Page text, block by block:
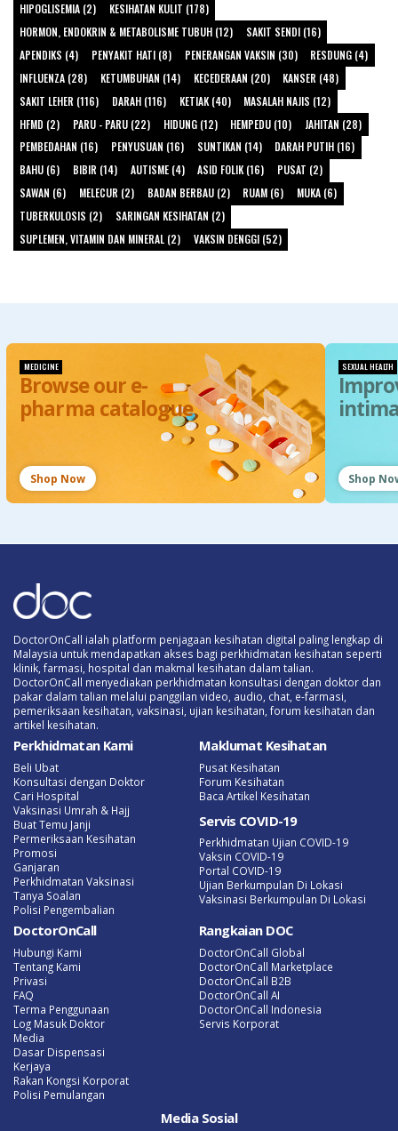
HIPOGLISEMIA (2)
KESIHATAN KULIT (178)
HORMON, ENDOKRIN & METABOLISME TUBUH (12)
SAKIT SENDI (16)
APENDIKS (4)
PENYAKIT HATI (8) PENERANGAN VAKSIN (30)
RESDUNG (4)
INFLUENZA (28)
KETUMBUHAN (14) KECEDERAAN (20)
KANSER (48)
SAKIT LEHER (116)
DARAH (116) KETIAK (40)
MASALAH NAJIS (12)
HFMD (2)
PARU - PARU (22) HIDUNG (12) HEMPEDU (10)
JAHITAN (28)
PEMBEDAHAN (16)
PENYUSUAN (16) SUNTIKAN (14)
DARAH PUTIH (16)
BAHU (6)
BIBIR (14) AUTISME (4) ASID FOLIK (16)
PUSAT (2)
SAWAN (6)
MELECUR (2) BADAN BERBAU (2) RUAM (6)
MUKA (6)
TUBERKULOSIS (2)
SARINGAN KESIHATAN (2)
SUPLEMEN, VITAMIN DAN MINERAL (2)
VAKSIN DENGGI (52)
MEDICINE
Browse our e-
pharma catalogue
Shop Now
SEXUAL HEALTH
Shop
DoctorOnCall ialah platform penjagaan kesihatan digital paling lengkap di
Malaysia untuk mendapatkan akses bagi perkhidmatan kesihatan seperti
klinik, farmasi, hospital dan makmal kesihatan dalam talian.
DoctorOnCall menyediakan perkhidmatan konsultasi dengan doktor dan
pakar dalam talian melalui panggilan video, audio, chat, e-farmasi,
pemeriksaan kesihatan, vaksinasi, ujian kesihatan, forum kesihatan dan
artikel kesihatan.
Perkhidmatan Kami
Beli Ubat
Konsultasi dengan Doktor
Cari Hospital
Vaksinasi Umrah & Hajj
Buat Temu Janji
Permeriksaan Kesihatan
Promosi
Ganjaran
Perkhidmatan Vaksinasi
Tanya Soalan
Polisi Pengembalian
Maklumat Kesihatan
Pusat Kesihatan
Forum Kesihatan
Baca Artikel Kesihatan
Servis COVID-19
Perkhidmatan Ujian COVID-19
Vaksin COVID-19
Portal COVID-19
Ujian Berkumpulan Di Lokasi
Vaksinasi Berkumpulan Di Lokasi
DoctorOnCall
Hubungi Kami
Tentang Kami
Privasi
FAQ
Terma Penggunaan
Log Masuk Doktor
Media
Dasar Dispensasi
Kerjaya
Rakan Kongsi Korporat
Polisi Pemulangan
Rangkaian DOC
DoctorOnCall Global
DoctorOnCall Marketplace
DoctorOnCall B2B
DoctorOnCall AI
DoctorOnCall Indonesia
Servis Korporat
Media Sosial